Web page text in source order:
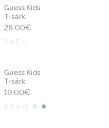
Guess Kids
T-särk
28.00€
3 4 5 +1
Guess Kids
T-särk
19.00€
2 3 4 +2